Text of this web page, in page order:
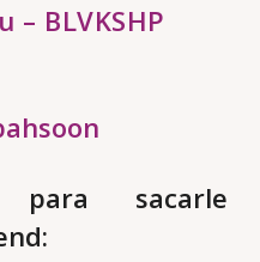
BLVKSHP
para sacarle